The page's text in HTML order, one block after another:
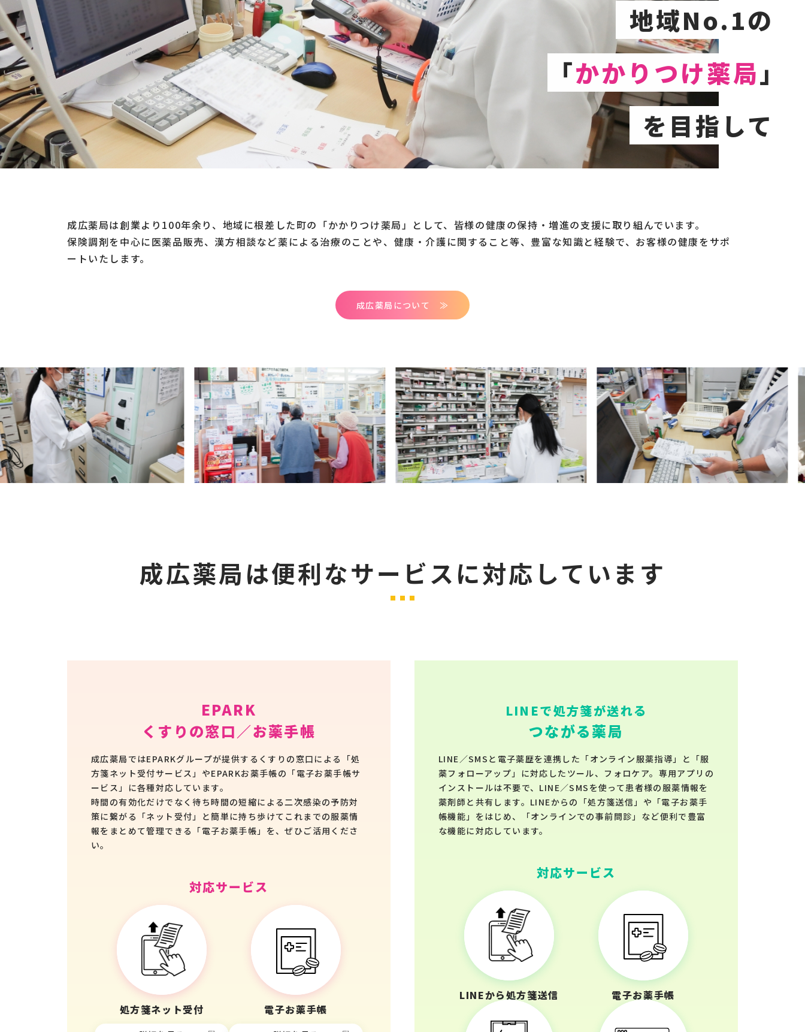
地域No.1の
「かかりつけ薬局」
を目指して
成広薬局は創業より100年余り、地域に根差した町の「かかりつけ薬局」として、皆様の健康の保持・増進の支援に取り組んでいます。
保険調剤を中心に医薬品販売、漢方相談など薬による治療のことや、健康・介護に関すること等、豊富な知識と経験で、お客様の健康をサポ
ートいたします。
成広薬局について ≫
成広薬局は便利なサービスに対応しています
EPARK
くすりの窓口／お薬手帳
成広薬局ではEPARKグループが提供するくすりの窓口による「処
方箋ネット受付サービス」やEPARKお薬手帳の「電子お薬手帳サ
ービス」に各種対応しています。
時間の有効化だけでなく待ち時間の短縮による二次感染の予防対
策に繋がる「ネット受付」と簡単に持ち歩けてこれまでの服薬情
報をまとめて管理できる「電子お薬手帳」を、ぜひご活用くださ
い。
対応サービス
処方箋ネット受付 電子お薬手帳
LINEで処方箋が送れる
つながる薬局
LINE／SMSと電子薬歴を連携した「オンライン服薬指導」と「服
薬フォローアップ」に対応したツール、フォロケア。専用アプリの
インストールは不要で、LINE／SMSを使って患者様の服薬情報を
薬剤師と共有します。LINEからの「処方箋送信」や「電子お薬手
帳機能」をはじめ、「オンラインでの事前問診」など便利で豊富
な機能に対応しています。
対応サービス
LINEから処方箋送信 電子お薬手帳